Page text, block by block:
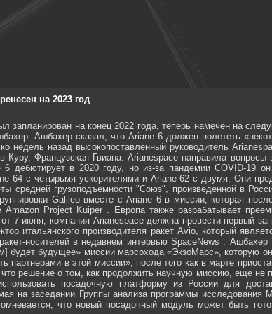
на 2023 год
запланирован на конец 2022 года, теперь намечен на
Ашбахер сказал, что Ariane 6 должен полететь
недель назад высокопоставленный руководитель
Куру, Французская Гвиана. Arianespace направила
дебютирует в 2020 году, но из-за пандемии COVID-19
64 с четырьмя ускорителями и Ariane 62 с двумя. Они
средней грузоподъемности "Союз", произведенной в
Galileo вместе с Ariane 6 в миссии, которая
Project Kuiper . Европа также разрабатывает
7 июня, компания Arianespace должна провести первый
итальянского производителя ракет Avio, который
носителей в недавнем интервью SpaceNews .
будет будущее» миссии марсохода «ЭкзоМарс», которую
партнерами в этой миссии», после того как в марте
решение о том, как продолжить научную миссию, еще не
посадочную платформу из России для
на заседании Группы анализа программы
что новый посадочный модуль может быть